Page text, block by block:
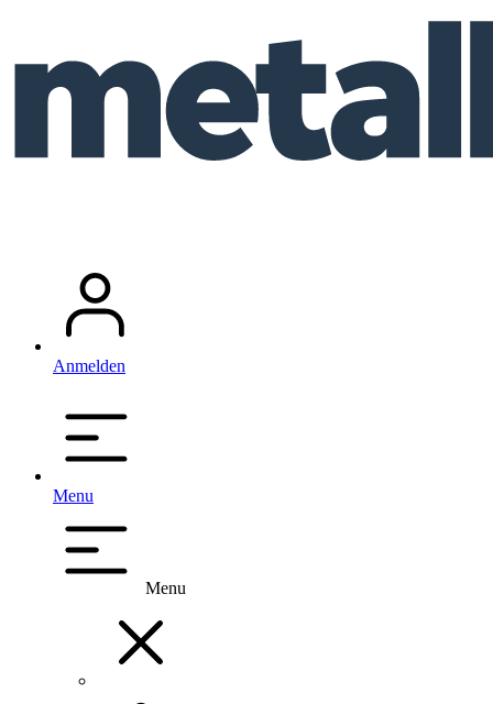
Anmelden
Menu
Menu